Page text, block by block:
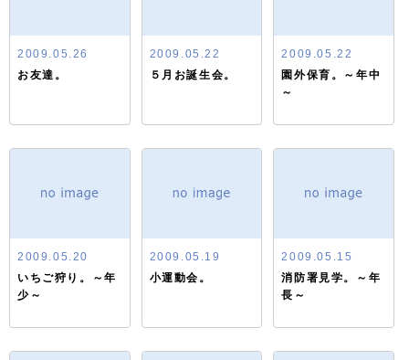
2009.05.26
お友達。
2009.05.22
５月お誕生会。
2009.05.22
園外保育。～年中
～
2009.05.20
いちご狩り。～年
少～
2009.05.19
小運動会。
2009.05.15
消防署見学。～年
長～